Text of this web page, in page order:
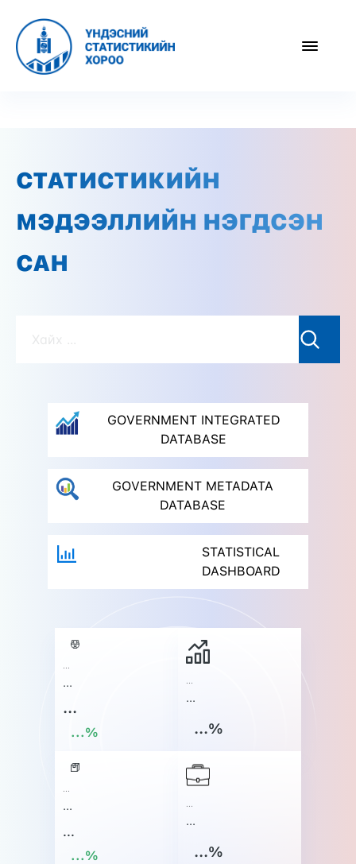
СТАТИСТИКИЙН
МЭДЭЭЛЛИЙН НЭГДСЭН
САН
GOVERNMENT INTEGRATED
DATABASE
GOVERNMENT METADATA
DATABASE
STATISTICAL
DASHBOARD
...
...
...%
...
...%
...
...
...%
...
...%